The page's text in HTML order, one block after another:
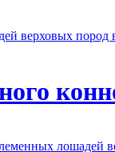
верховых пород
лошадей